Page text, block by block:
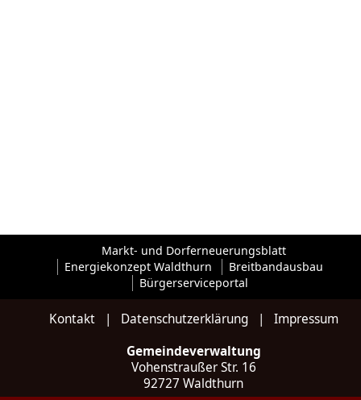
Markt- und Dorferneuerungsblatt
Energiekonzept Waldthurn
Breitbandausbau
Bürgerserviceportal
Kontakt| Datenschutzerklärung| Impressum
Gemeindeverwaltung
Vohenstraußer Str. 16
92727 Waldthurn